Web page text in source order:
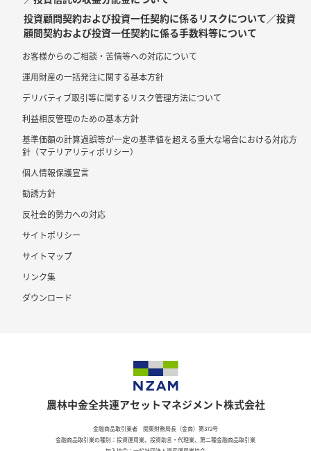
投資顧問契約および投資一任契約に係るリスクについて／投資
顧問契約および投資一任契約に係る手数料等について
お客様からのご相談・苦情等への対応について
運用財産の一括発注に関する基本方針
デリバティブ取引等に関するリスク管理方法について
利益相反管理のための基本方針
基準価額の計算過誤等が一定の基準値を超える重大な場合における対応方
針（マテリアリティポリシー）
個人情報保護宣言
勧誘方針
反社会的勢力への対応
サイトポリシー
サイトマップ
リンク集
ダウンロード
農林中金全共連アセットマネジメント株式会社
金融商品取引業者 関東財務局長（金商）第372号
金融商品取引業の種別：投資運用業、投資助言・代理業、第二種金融商品取引業